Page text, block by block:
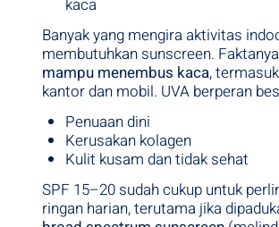
kaca
Banyak yang mengira aktivitas
membutuhkan sunscreen.
mampu menembus kaca,
kantor dan mobil. UVA berperan
Penuaan dini
Kerusakan kolagen
Kulit kusam dan tidak sehat
SPF 15–20 sudah cukup untuk
ringan harian, terutama jika